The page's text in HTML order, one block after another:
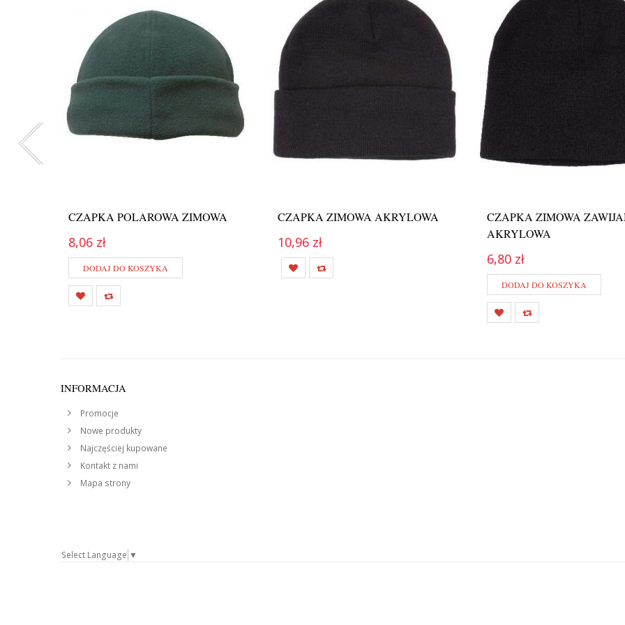
CZAPKA POLAROWA ZIMOWA
8,06 zł
DODAJ DO KOSZYKA
CZAPKA ZIMOWA AKRYLOWA
10,96 zł
CZAPKA ZIMOWA
AKRYLOWA
6,80 zł
DODAJ DO KOSZYKA
INFORMACJA
Promocje
Nowe produkty
Najczęściej kupowane
Kontakt z nami
Mapa strony
Select Language ▼